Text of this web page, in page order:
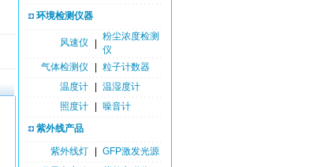
环境检测仪器
风速仪
粉尘浓度检测
仪
气体检测仪
粒子计数器
温度计
温湿度计
照度计
噪音计
紫外线产品
紫外线灯
GFP激发光源